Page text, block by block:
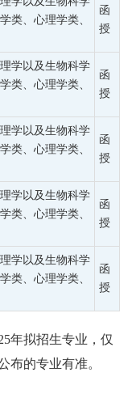
类、心理学类、
函
授
学以及生物科学
类、心理学类、
函
授
学以及生物科学
类、心理学类、
函
授
学以及生物科学
类、心理学类、
函
授
学以及生物科学
类、心理学类、
函
授
年拟招生专业，仅
布的专业有准。